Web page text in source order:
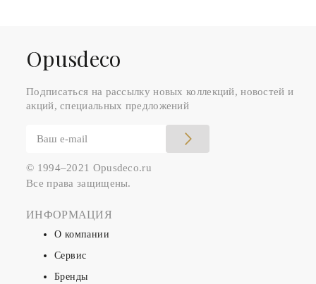
Оpusdeco
Подписаться на рассылку новых коллекций, новостей и
акций, специальных предложений
© 1994–2021 Opusdeco.ru
Все права защищены.
ИНФОРМАЦИЯ
О компании
Сервис
Бренды